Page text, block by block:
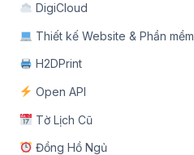
DigiCloud
Thiết kế Website & Phần mềm
H2DPrint
Open API
Tờ Lịch Cũ
Đồng Hồ Ngủ